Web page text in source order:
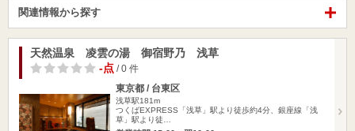
関連情報から探す
天然温泉 凌雲の湯 御宿野乃 浅草
-点 / 0 件
東京都 / 台東区
浅草駅181m
つくばEXPRESS「浅草」駅より徒歩約4分、銀座線「浅
草」駅より徒…